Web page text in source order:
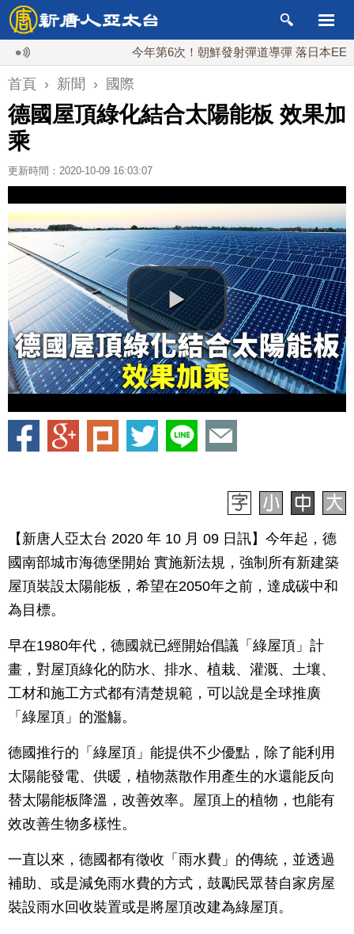
今年第6次！朝鮮發射彈道導彈 落日本EEZ外
首頁 › 新聞 › 國際
德國屋頂綠化結合太陽能板 效果加
乘
更新時間：2020-10-09 16:03:07
【新唐人亞太台 2020 年 10 月 09 日訊】今年起，德
國南部城市海德堡開始 實施新法規，強制所有新建築
屋頂裝設太陽能板，希望在2050年之前，達成碳中和
為目標。
早在1980年代，德國就已經開始倡議「綠屋頂」計
畫，對屋頂綠化的防水、排水、植栽、灌溉、土壤、
工材和施工方式都有清楚規範，可以說是全球推廣
「綠屋頂」的濫觴。
德國推行的「綠屋頂」能提供不少優點，除了能利用
太陽能發電、供暖，植物蒸散作用產生的水還能反向
替太陽能板降溫，改善效率。屋頂上的植物，也能有
效改善生物多樣性。
一直以來，德國都有徵收「雨水費」的傳統，並透過
補助、或是減免雨水費的方式，鼓勵民眾替自家房屋
裝設雨水回收裝置或是將屋頂改建為綠屋頂。